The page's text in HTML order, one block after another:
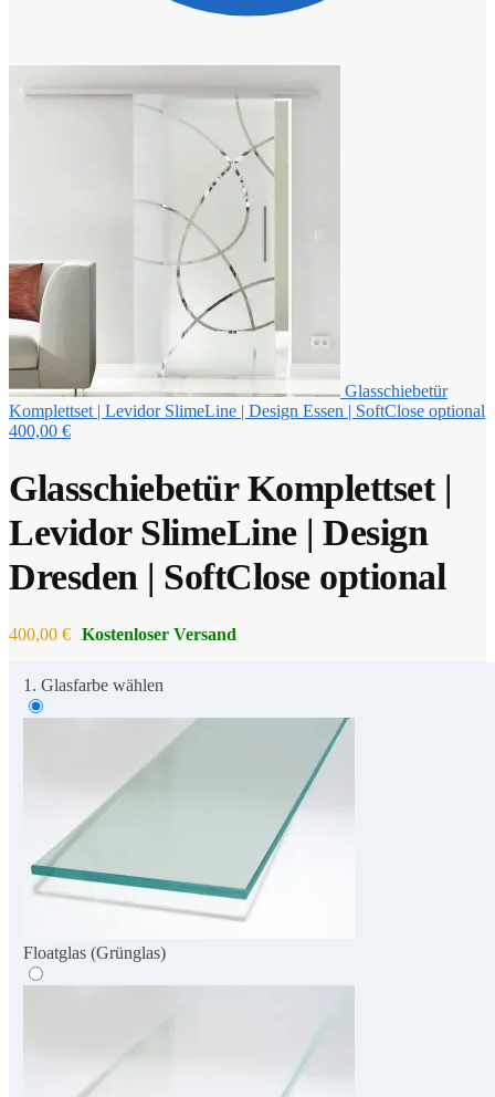
Glasschiebetür
Komplettset | Levidor SlimeLine | Design Essen | SoftClose optional
400,00 €
Glasschiebetür Komplettset |
Levidor SlimeLine | Design
Dresden | SoftClose optional
400,00 €
1. Glasfarbe wählen
Floatglas (Grünglas)